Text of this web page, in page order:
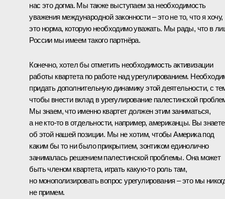
нас это догма. Мы также выступаем за необходимость
уважения международной законности – это не то, что я хочу,
это норма, которую необходимо уважать. Мы рады, что в
России мы имеем такого партнёра.
Конечно, хотел бы отметить необходимость активизации
работы квартета по работе над урегулированием.
придать дополнительную динамику этой деятельности, с
чтобы внести вклад в урегулирование палестинской
Мы знаем, что именно квартет должен этим заниматься,
а не кто-то в отдельности, например, американцы. Вы знаете
об этой нашей позиции. Мы не хотим, чтобы Америка под
каким бы то ни было прикрытием, зонтиком единолично
занималась решением палестинской проблемы. Она может
быть членом квартета, играть какую-то роль там,
но монополизировать вопрос урегулирования – это мы
не примем.